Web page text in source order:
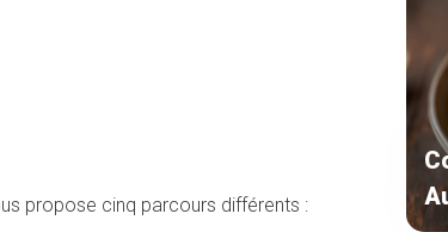
propose cinq parcours différents :